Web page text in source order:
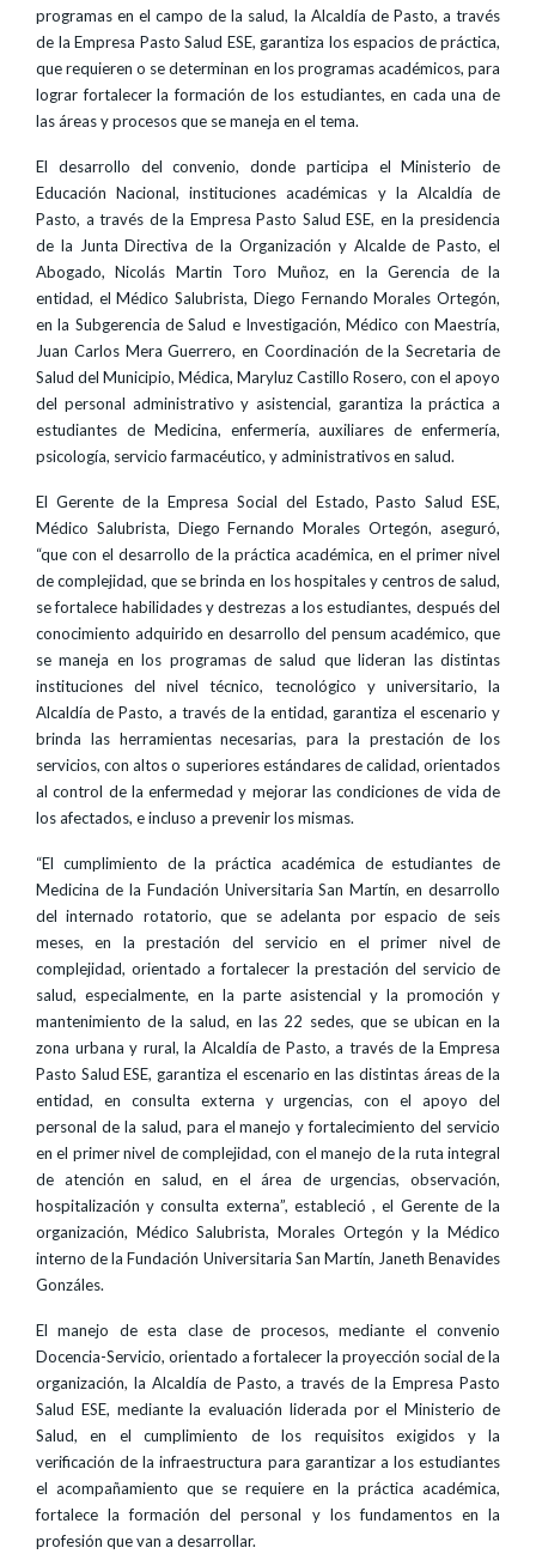
programas en el campo de la salud, la Alcaldía de Pasto, a través
de la Empresa Pasto Salud ESE, garantiza los espacios de práctica,
que requieren o se determinan en los programas académicos, para
lograr fortalecer la formación de los estudiantes, en cada una de
las áreas y procesos que se maneja en el tema.
El desarrollo del convenio, donde participa el Ministerio de
Educación Nacional, instituciones académicas y la Alcaldía de
Pasto, a través de la Empresa Pasto Salud ESE, en la presidencia
de la Junta Directiva de la Organización y Alcalde de Pasto, el
Abogado, Nicolás Martin Toro Muñoz, en la Gerencia de la
entidad, el Médico Salubrista, Diego Fernando Morales Ortegón,
en la Subgerencia de Salud e Investigación, Médico con Maestría,
Juan Carlos Mera Guerrero, en Coordinación de la Secretaria de
Salud del Municipio, Médica, Maryluz Castillo Rosero, con el apoyo
del personal administrativo y asistencial, garantiza la práctica a
estudiantes de Medicina, enfermería, auxiliares de enfermería,
psicología, servicio farmacéutico, y administrativos en salud.
El Gerente de la Empresa Social del Estado, Pasto Salud ESE,
Médico Salubrista, Diego Fernando Morales Ortegón, aseguró,
“que con el desarrollo de la práctica académica, en el primer nivel
de complejidad, que se brinda en los hospitales y centros de salud,
se fortalece habilidades y destrezas a los estudiantes, después del
conocimiento adquirido en desarrollo del pensum académico, que
se maneja en los programas de salud que lideran las distintas
instituciones del nivel técnico, tecnológico y universitario, la
Alcaldía de Pasto, a través de la entidad, garantiza el escenario y
brinda las herramientas necesarias, para la prestación de los
servicios, con altos o superiores estándares de calidad, orientados
al control de la enfermedad y mejorar las condiciones de vida de
los afectados, e incluso a prevenir los mismas.
“El cumplimiento de la práctica académica de estudiantes de
Medicina de la Fundación Universitaria San Martín, en desarrollo
del internado rotatorio, que se adelanta por espacio de seis
meses, en la prestación del servicio en el primer nivel de
complejidad, orientado a fortalecer la prestación del servicio de
salud, especialmente, en la parte asistencial y la promoción y
mantenimiento de la salud, en las 22 sedes, que se ubican en la
zona urbana y rural, la Alcaldía de Pasto, a través de la Empresa
Pasto Salud ESE, garantiza el escenario en las distintas áreas de la
entidad, en consulta externa y urgencias, con el apoyo del
personal de la salud, para el manejo y fortalecimiento del servicio
en el primer nivel de complejidad, con el manejo de la ruta integral
de atención en salud, en el área de urgencias, observación,
hospitalización y consulta externa”, estableció , el Gerente de la
organización, Médico Salubrista, Morales Ortegón y la Médico
interno de la Fundación Universitaria San Martín, Janeth Benavides
Gonzáles.
El manejo de esta clase de procesos, mediante el convenio
Docencia-Servicio, orientado a fortalecer la proyección social de la
organización, la Alcaldía de Pasto, a través de la Empresa Pasto
Salud ESE, mediante la evaluación liderada por el Ministerio de
Salud, en el cumplimiento de los requisitos exigidos y la
verificación de la infraestructura para garantizar a los estudiantes
el acompañamiento que se requiere en la práctica académica,
fortalece la formación del personal y los fundamentos en la
profesión que van a desarrollar.